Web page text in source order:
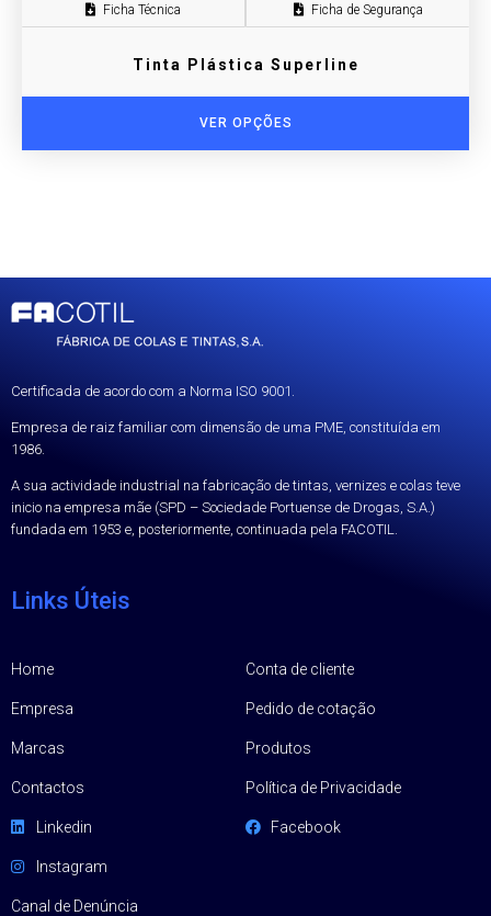
Ficha Técnica Ficha de Segurança
Tinta Plástica Superline
VER OPÇÕES
Certificada de acordo com a Norma ISO 9001.
Empresa de raiz familiar com dimensão de uma PME, constituída em
1986.
A sua actividade industrial na fabricação de tintas, vernizes e colas teve
inicio na empresa mãe (SPD – Sociedade Portuense de Drogas, S.A.)
fundada em 1953 e, posteriormente, continuada pela FACOTIL.
Links Úteis
Home
Empresa
Marcas
Contactos
Linkedin
Instagram
Canal de Denúncia
Conta de cliente
Pedido de cotação
Produtos
Política de Privacidade
Facebook